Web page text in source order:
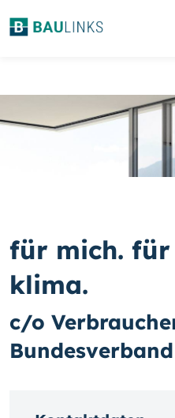
für mich.
klima.
c/o
Bundesverband